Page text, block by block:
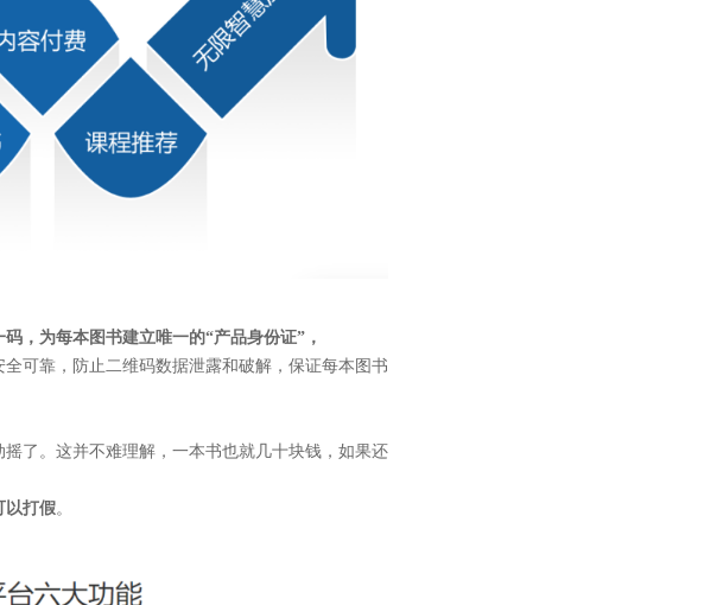
，为每本图书建立唯一的“产品身份证”，
可靠，防止二维码数据泄露和破解，保证每本图书
了。这并不难理解，一本书也就几十块钱，如果还
以打假。